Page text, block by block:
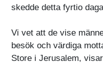
skedde detta fyrtio
Vi vet att de vise
besök och värdiga
Store i Jerusalem,